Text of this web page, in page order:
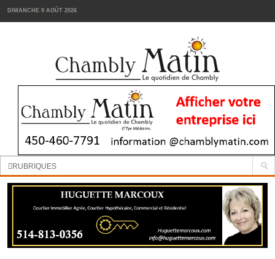
DIMANCHE 9 AOÛT 2026
RUBRIQUES
INFORMATION
SPORTS
TENDANCES